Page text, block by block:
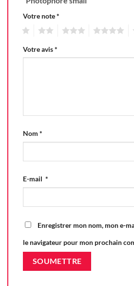
Votre note*
Votre avis*
Nom *
E-mail *
Enregistrer mon nom, mon e-
le navigateur pour mon prochain